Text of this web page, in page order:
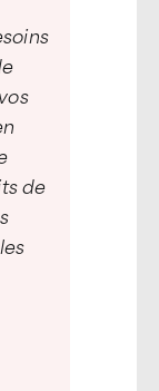
de